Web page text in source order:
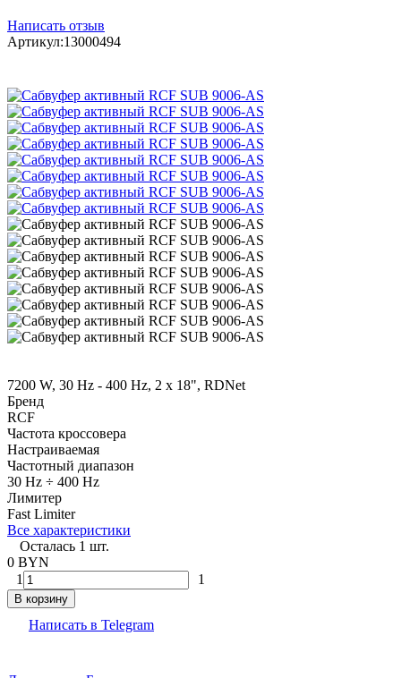
Написать отзыв
Артикул:13000494
7200 W, 30 Hz - 400 Hz, 2 x 18", RDNet
Бренд
RCF
Частота кроссовера
Настраиваемая
Частотный диапазон
30 Hz ÷ 400 Hz
Лимитер
Fast Limiter
Все характеристики
Осталась 1 шт.
0 BYN
1
1
В корзину
Написать в Telegram